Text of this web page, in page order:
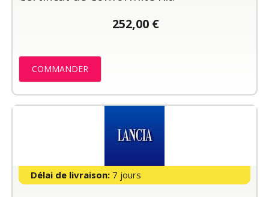
252,00 €
COMMANDER
Délai de livraison: 7 jours